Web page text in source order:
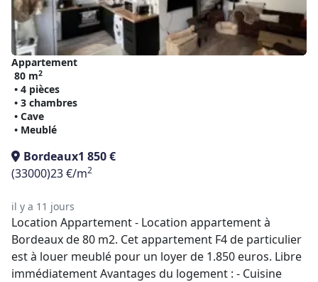
Appartement
80 m2
• 4 pièces
• 3 chambres
• Cave
• Meublé
Bordeaux1 850 €
(33000)23 €/m2
il y a 11 jours
Location Appartement - Location appartement à
Bordeaux de 80 m2. Cet appartement F4 de particulier
est à louer meublé pour un loyer de 1.850 euros. Libre
immédiatement Avantages du logement : - Cuisine